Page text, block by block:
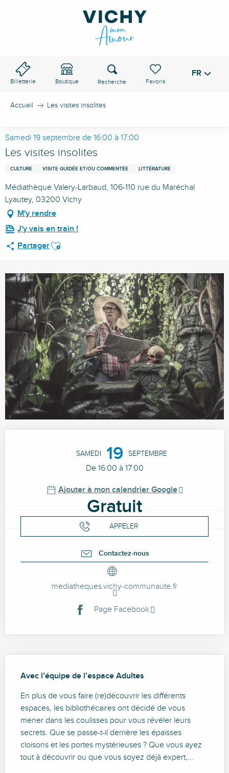
Billetterie Boutique
Voir les favoris
Recherche FR
Accueil Les visites insolites
Samedi 19 septembre de 16:00 à 17:00
Les visites insolites
CULTURE VISITE GUIDÉE ET/OU COMMENTÉE LITTÉRATURE
Médiathèque Valery-Larbaud, 106-110 rue du Maréchal
Lyautey, 03200 Vichy
M'y rendre
J'y vais en train !
PartagerAjouter aux favoris
SAMEDI 19 SEPTEMBRE
De 16:00 à 17:00
Ajouter à mon calendrier Google
Gratuit
APPELER
Contactez-nous
mediatheques.vichy-communaute.fr
Page Facebook
Avec l’équipe de l’espace Adultes
En plus de vous faire (re)découvrir les différents
espaces, les bibliothécaires ont décidé de vous
mener dans les coulisses pour vous révéler leurs
secrets. Que se passe-t-il derrière les épaisses
cloisons et les portes mystérieuses ? Que vous ayez
tout à découvrir ou que vous soyez déjà expert,...